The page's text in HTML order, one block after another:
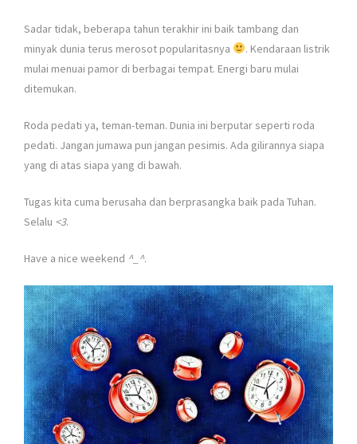
Sadar tidak, beberapa tahun terakhir ini baik tambang dan
minyak dunia terus merosot popularitasnya
. Kendaraan listrik
mulai menuai pamor di berbagai tempat. Energi baru mulai
ditemukan.
Roda pedati ya, teman-teman. Dunia ini berputar seperti roda
pedati. Jangan jumawa pun jangan pesimis. Ada gilirannya siapa
yang di atas siapa yang di bawah.
Tugas kita cuma berusaha dan berprasangka baik pada Tuhan.
Selalu <3.
Have a nice weekend ^_^.